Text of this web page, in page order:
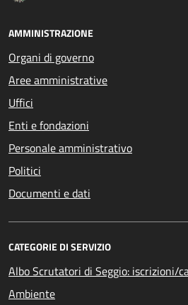
AMMINISTRAZIONE
Organi di governo
Aree amministrative
Uffici
Enti e fondazioni
Personale amministrativo
Politici
Documenti e dati
CATEGORIE DI SERVIZIO
Albo Scrutatori di Seggio: iscrizioni/
Ambiente